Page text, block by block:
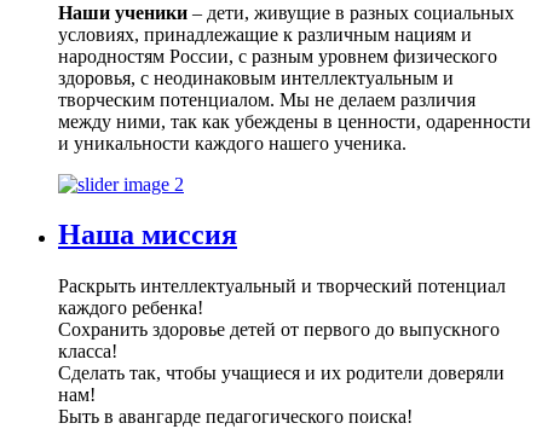
Наши ученики – дети, живущие в разных социальных
условиях, принадлежащие к различным нациям и
народностям России, с разным уровнем физического
здоровья, с неодинаковым интеллектуальным и
творческим потенциалом. Мы не делаем различия
между ними, так как убеждены в ценности, одаренности
и уникальности каждого нашего ученика.
Наша миссия
Раскрыть интеллектуальный и творческий потенциал
каждого ребенка!
Сохранить здоровье детей от первого до выпускного
класса!
Сделать так, чтобы учащиеся и их родители доверяли
нам!
Быть в авангарде педагогического поиска!